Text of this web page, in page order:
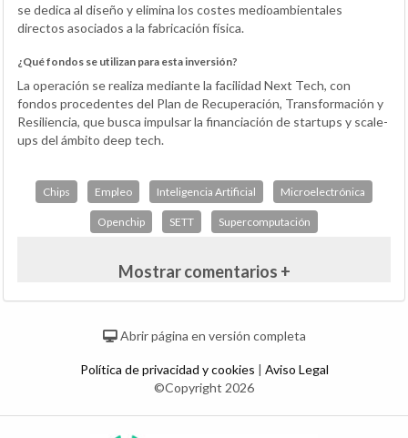
se dedica al diseño y elimina los costes medioambientales
directos asociados a la fabricación física.
¿Qué fondos se utilizan para esta inversión?
La operación se realiza mediante la facilidad Next Tech, con
fondos procedentes del Plan de Recuperación, Transformación y
Resiliencia, que busca impulsar la financiación de startups y scale-
ups del ámbito deep tech.
Chips Empleo Inteligencia Artificial Microelectrónica
Openchip SETT Supercomputación
Mostrar comentarios +
Abrir página en versión completa
Política de privacidad y cookies | Aviso Legal
©Copyright 2026